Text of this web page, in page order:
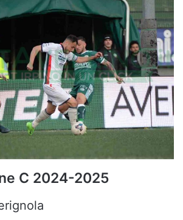
C 2024-2025